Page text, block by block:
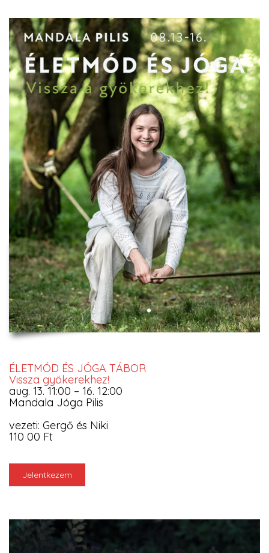
ÉLETMÓD ÉS JÓGA TÁBOR
Vissza gyökerekhez!
aug. 13. 11:00 – 16. 12:00
Mandala Jóga Pilis
vezeti: Gergő és Niki
110 00 Ft
Jelentkezem